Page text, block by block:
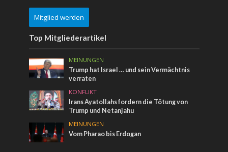
Mitglied werden
Top Mitgliederartikel
MEINUNGEN
Trump hat Israel … und sein Vermächtnis
verraten
KONFLIKT
Irans Ayatollahs fordern die Tötung von
Trump und Netanjahu
MEINUNGEN
Vom Pharao bis Erdogan